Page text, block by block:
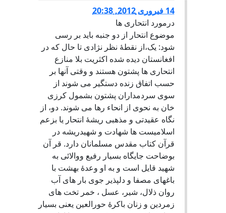
14 فبروری 2012, 20:38
درمورد انتحاری ها
موضوع انتحار از دو جنبه باید بر رسی
شود: یک،از نقطۀ نظر نژادی تا حال که در
افغانستان دیده شده اکثریت بلا منازع
انتحاری ها پشتون هستند و وقتی آنها بر
حسب اتفاق زنده دستگیر می شوند از
سوی سردمداران پشتون بشمول کرزی
خان به نحوی از انحاء رها می شوند. دو، از
نگاه عقیدتی و مذهبی ریشۀ انتحار یا بزعم
اسلامیست ها شهادت و شهیدریشه در
قرآن کتاب مقدس مسلمانان دارد. قر آن
بوضاحت جایگاه بسیار رفیع ووالائی به
شهید قایل است و به او وعدۀ بهشت با
باغهای مصفا و دلپذیر جوی بار های آب
روان ذلال، شیر، عسل ، خمر تخت های
زمردین و زنان باکرۀ حورالعین یعنی بسیار